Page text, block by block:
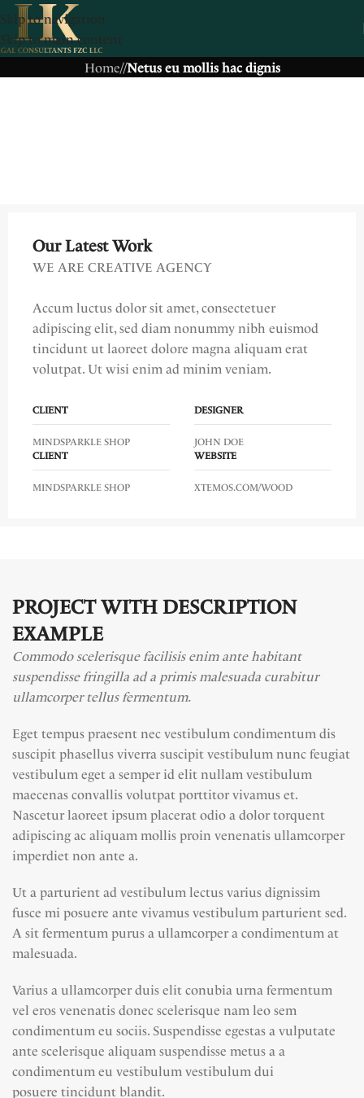
Skip to navigation
Skip to main content
Home//Netus eu mollis hac dignis
Our Latest Work
WE ARE CREATIVE AGENCY
Accum luctus dolor sit amet, consectetuer
adipiscing elit, sed diam nonummy nibh euismod
tincidunt ut laoreet dolore magna aliquam erat
volutpat. Ut wisi enim ad minim veniam.
CLIENT
MINDSPARKLE SHOP
DESIGNER
JOHN DOE
CLIENT
MINDSPARKLE SHOP
WEBSITE
XTEMOS.COM/WOOD
PROJECT WITH DESCRIPTION
EXAMPLE
Commodo scelerisque facilisis enim ante habitant
suspendisse fringilla ad a primis malesuada curabitur
ullamcorper tellus fermentum.
Eget tempus praesent nec vestibulum condimentum dis
suscipit phasellus viverra suscipit vestibulum nunc feugiat
vestibulum eget a semper id elit nullam vestibulum
maecenas convallis volutpat porttitor vivamus et.
Nascetur laoreet ipsum placerat odio a dolor torquent
adipiscing ac aliquam mollis proin venenatis ullamcorper
imperdiet non ante a.
Ut a parturient ad vestibulum lectus varius dignissim
fusce mi posuere ante vivamus vestibulum parturient sed.
A sit fermentum purus a ullamcorper a condimentum at
malesuada.
Varius a ullamcorper duis elit conubia urna fermentum
vel eros venenatis donec scelerisque nam leo sem
condimentum eu sociis. Suspendisse egestas a vulputate
ante scelerisque aliquam suspendisse metus a a
condimentum eu vestibulum vestibulum dui
posuere tincidunt blandit.